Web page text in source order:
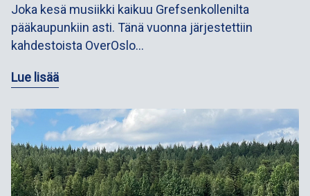
Joka kesä musiikki kaikuu Grefsenkollenilta
pääkaupunkiin asti. Tänä vuonna järjestettiin
kahdestoista OverOslo…
Lue lisää